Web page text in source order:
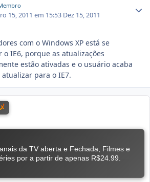
15, 2011 em 15:53 Dez 15, 2011
com o Windows XP está se
IE6, porque as atualizações
estão ativadas e o usuário acaba
para o IE7.